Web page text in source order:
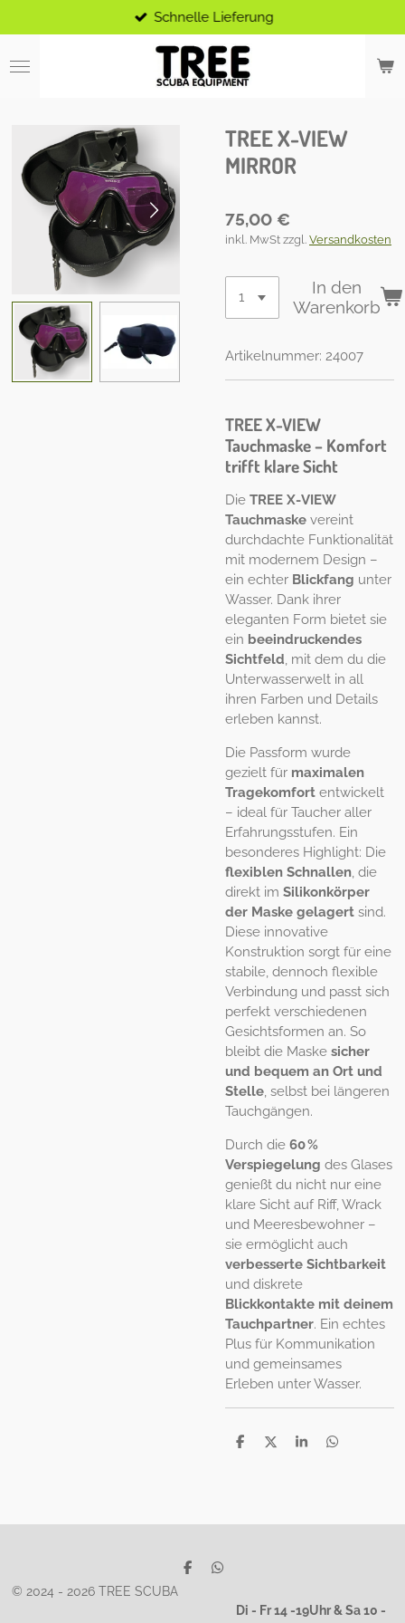
Hauptinhalt
springen
Schnelle Lieferung
TREE X-VIEW
MIRROR
75,00 €
inkl. MwSt zzgl. Versandkosten
In den
Warenkorb
Artikelnummer: 24007
TREE X-VIEW
Tauchmaske – Komfort
trifft klare Sicht
Die TREE X-VIEW
Tauchmaske vereint
durchdachte Funktionalität
mit modernem Design –
ein echter Blickfang unter
Wasser. Dank ihrer
eleganten Form bietet sie
ein beeindruckendes
Sichtfeld, mit dem du die
Unterwasserwelt in all
ihren Farben und Details
erleben kannst.
Die Passform wurde
gezielt für maximalen
Tragekomfort entwickelt
– ideal für Taucher aller
Erfahrungsstufen. Ein
besonderes Highlight: Die
flexiblen Schnallen, die
direkt im Silikonkörper
der Maske gelagert sind.
Diese innovative
Konstruktion sorgt für eine
stabile, dennoch flexible
Verbindung und passt sich
perfekt verschiedenen
Gesichtsformen an. So
bleibt die Maske sicher
und bequem an Ort und
Stelle, selbst bei längeren
Tauchgängen.
Durch die 60 %
Verspiegelung des Glases
genießt du nicht nur eine
klare Sicht auf Riff, Wrack
und Meeresbewohner –
sie ermöglicht auch
verbesserte Sichtbarkeit
und diskrete
Blickkontakte mit deinem
Tauchpartner. Ein echtes
Plus für Kommunikation
und gemeinsames
Erleben unter Wasser.
T
T
T
T
T
T
© 2024 - 2026 TREE SCUBA
Di - Fr 14 -19Uhr & Sa 10 -